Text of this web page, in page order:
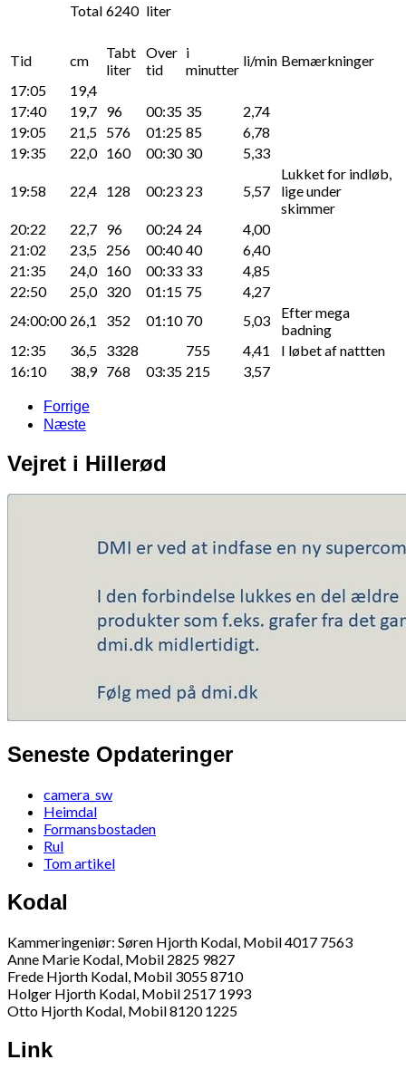
Total 6240 liter
Tid cm
Tabt
liter
Over
tid
i
minutter
li/min Bemærkninger
17:05
19,4
17:40
19,7 96 00:35 35
2,74
19:05
21,5 576 01:25 85
6,78
19:35
22,0 160 00:30 30 5,33
19:58 22,4 128 00:23 23 5,57
Lukket for indløb,
lige under
skimmer
20:22
22,7 96 00:24 24
4,00
21:02
23,5 256 00:40 40
6,40
21:35
24,0 160 00:33 33
4,85
22:50
25,0 320 01:15 75
4,27
24:00:00 26,1 352 01:10 70 5,03
Efter mega
badning
12:35
36,5 3328 755 4,41
I løbet af nattten
16:10
38,9 768 03:35 215 3,57
Forrige
Næste
Vejret i Hillerød
Seneste Opdateringer
camera_sw
Heimdal
Formansbostaden
Rul
Tom artikel
Kodal
Kammeringeniør: Søren Hjorth Kodal, Mobil 4017 7563
Anne Marie Kodal, Mobil 2825 9827
Frede Hjorth Kodal, Mobil 3055 8710
Holger Hjorth Kodal, Mobil 2517 1993
Otto Hjorth Kodal, Mobil 8120 1225
Link